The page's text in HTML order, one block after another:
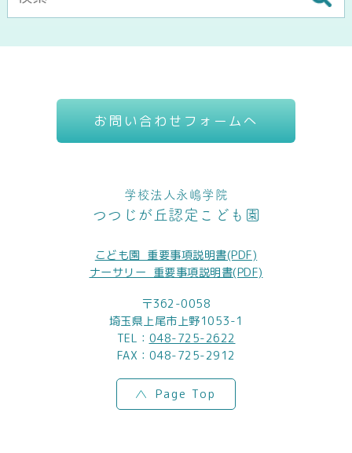
お問い合わせフォームへ
学校法人永嶋学院
つつじが丘認定こども園
こども園_重要事項説明書(PDF)
ナーサリー_重要事項説明書(PDF)
〒362-0058
埼玉県上尾市上野1053-1
TEL： 048-725-2622
FAX：048-725-2912
Page Top